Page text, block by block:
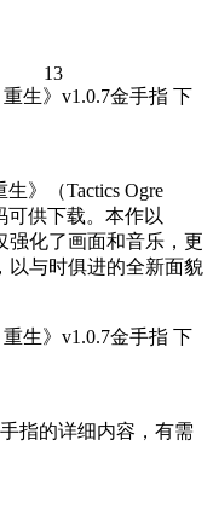
13
》（Tactics Ogre
可供下载。本作以
强化了画面和音乐，更
以与时俱进的全新面貌
指的详细内容，有需